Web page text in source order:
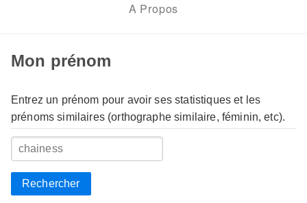
A Propos
Mon prénom
Entrez un prénom pour avoir ses statistiques et les
prénoms similaires (orthographe similaire, féminin, etc).
Rechercher